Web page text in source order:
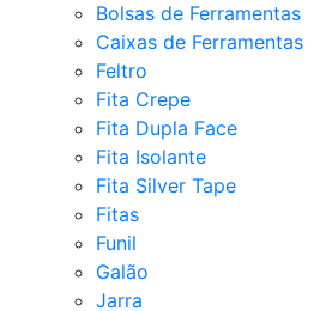
Bolsas de Ferramentas
Caixas de Ferramentas
Feltro
Fita Crepe
Fita Dupla Face
Fita Isolante
Fita Silver Tape
Fitas
Funil
Galão
Jarra